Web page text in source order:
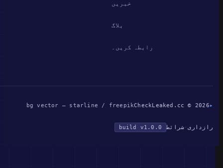
خبریں
بلاگ
رابطہ کریں۔
CheckLeaked.cc © 2026
bg vector — starline / freepik
رازداری · شرائط build v1.0.0